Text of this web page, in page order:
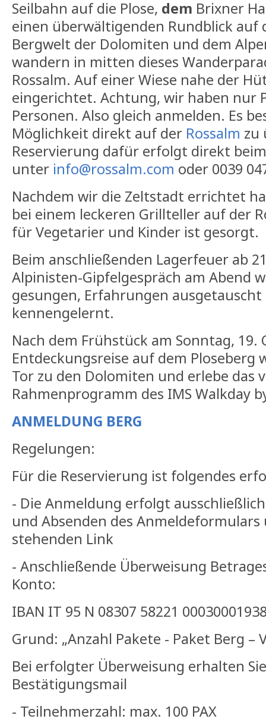
Seilbahn auf die Plose, dem Brixner
einen überwältigenden Rundblick auf
Bergwelt der Dolomiten und dem
wandern in mitten dieses
Rossalm. Auf einer Wiese nahe der
eingerichtet. Achtung, wir haben nur
Personen. Also gleich anmelden. Es
Möglichkeit direkt auf der Rossalm zu
Reservierung dafür erfolgt direkt
unter info@rossalm.com oder 0039
Nachdem wir die Zeltstadt errichtet
bei einem leckeren Grillteller auf der
für Vegetarier und Kinder ist gesorgt.
Beim anschließenden Lagerfeuer ab
Alpinisten-Gipfelgespräch am Abend
gesungen, Erfahrungen
kennengelernt.
Nach dem Frühstück am Sonntag, 19.
Entdeckungsreise auf dem Ploseberg
Tor zu den Dolomiten und erlebe das
Rahmenprogramm des IMS Walkday
ANMELDUNG BERG
Regelungen:
Für die Reservierung ist folgendes
- Die Anmeldung erfolgt
und Absenden des
stehenden Link
- Anschließende Überweisung
Konto:
IBAN IT 95 N 08307 58221
Grund: „Anzahl Pakete - Paket Berg –
Bei erfolgter Überweisung erhalten
Bestätigungsmail
- Teilnehmerzahl: max. 100 PAX